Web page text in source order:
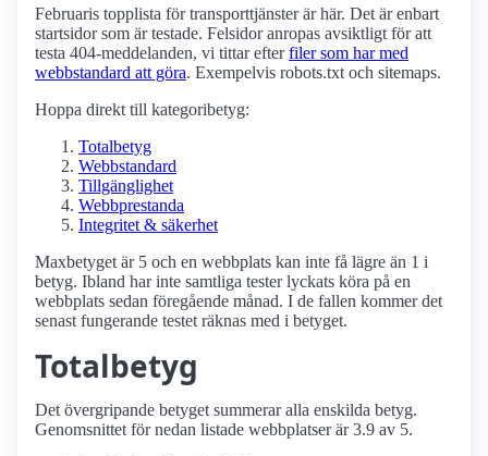
Februaris topplista för transport­tjänster är här. Det är enbart
startsidor som är testade. Felsidor anropas avsiktligt för att
testa 404-meddelanden, vi tittar efterfiler som har med
webbstandard att göra. Exempelvis robots.txt och sitemaps.
Hoppa direkt till kategoribetyg:
Totalbetyg
Webbstandard
Tillgänglighet
Webbprestanda
Integritet & säkerhet
Maxbetyget är 5 och en webbplats kan inte få lägre än 1 i
betyg. Ibland har inte samtliga tester lyckats köra på en
webbplats sedan föregående månad. I de fallen kommer det
senast fungerande testet räknas med i betyget.
Totalbetyg
Det övergripande betyget summerar alla enskilda betyg.
Genomsnittet för nedan listade webbplatser är 3.9 av 5.